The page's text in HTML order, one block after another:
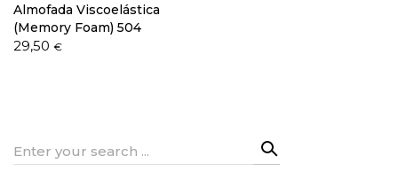
Almofada Viscoelástica
(Memory Foam) 504
29,50 €
Search